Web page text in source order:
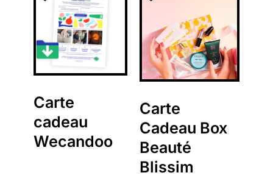
Carte
cadeau
Wecandoo
Carte
Cadeau Box
Beauté
Blissim